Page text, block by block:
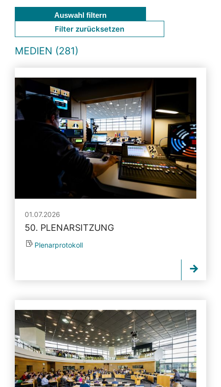
Auswahl filtern
Filter zurücksetzen
MEDIEN (281)
01.07.2026
50. PLENARSITZUNG
Plenarprotokoll